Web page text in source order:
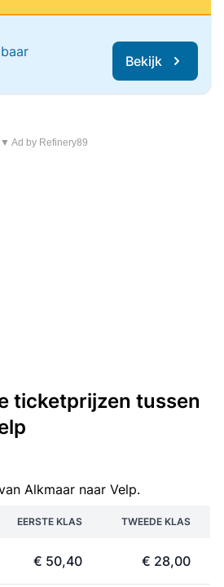
Bekijk
▼ Ad by Refinery89
ticketprijzen tussen
Alkmaar naar Velp.
EERSTE KLAS TWEEDE KLAS
€ 50,40 € 28,00